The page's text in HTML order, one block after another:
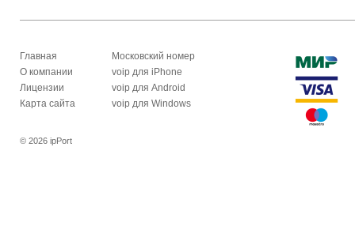
Главная
О компании
Лицензии
Карта сайта
Московский номер
voip для iPhone
voip для Android
voip для Windows
© 2026 ipPort